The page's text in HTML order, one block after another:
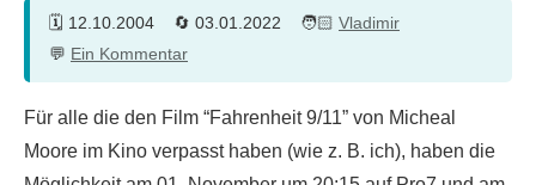
12.10.2004 03.01.2022
Vladimir
Ein Kommentar
Für alle die den Film “Fahrenheit 9/11” von Micheal
Moore im Kino verpasst haben (wie z. B. ich), haben die